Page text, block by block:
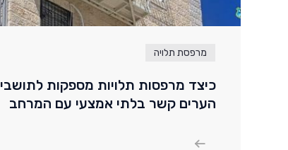
מרפסת תלויה
כיצד מרפסות תלויות מספקות לתושבי
הערים קשר בלתי אמצעי עם המרחב